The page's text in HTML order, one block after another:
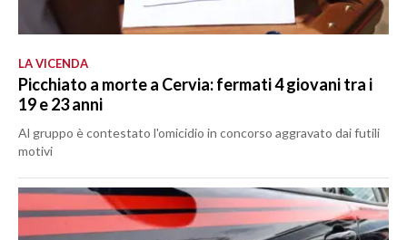
LA VICENDA
Picchiato a morte a Cervia: fermati 4 giovani tra i
19 e 23 anni
Al gruppo è contestato l'omicidio in concorso aggravato dai futili
motivi